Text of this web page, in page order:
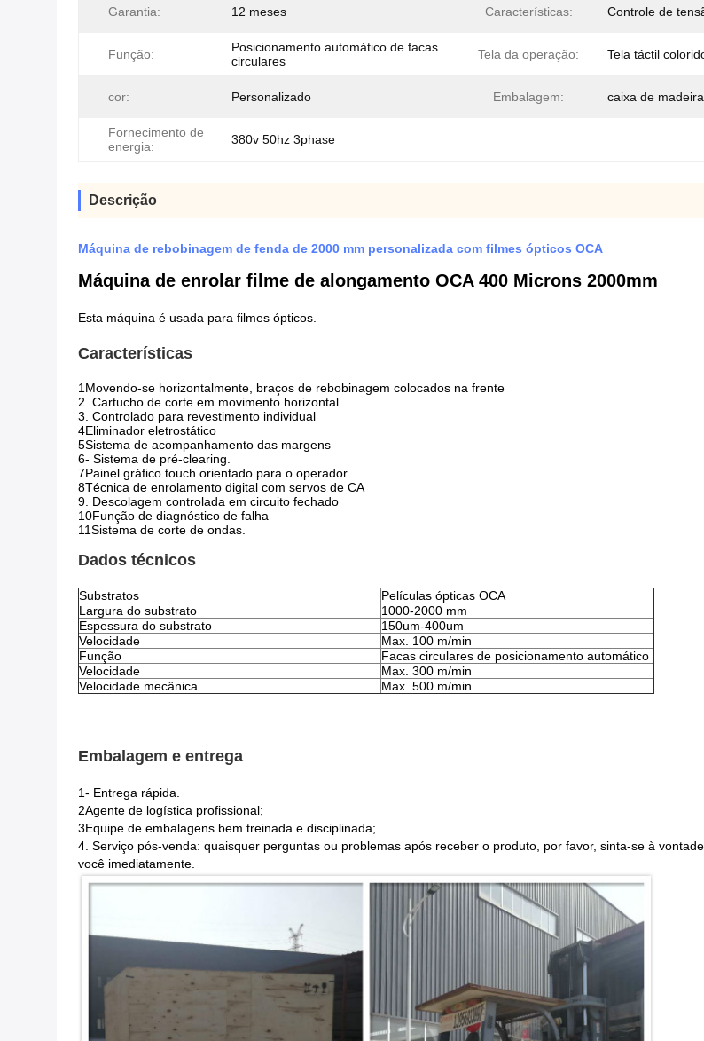
Garantia: 12 meses Características: Controle de
Função:
Posicionamento automático de facas
circulares
Tela da operação: Tela táctil
cor: Personalizado Embalagem: caixa de madeira
Fornecimento de
energia:
380v 50hz 3phase
Descrição
Máquina de rebobinagem de fenda de 2000 mm personalizada com filmes ópticos OCA
Máquina de enrolar filme de alongamento OCA 400 Microns 2000mm
Esta máquina é usada para filmes ópticos.
Características
1Movendo-se horizontalmente, braços de rebobinagem colocados na frente
2. Cartucho de corte em movimento horizontal
3. Controlado para revestimento individual
4Eliminador eletrostático
5Sistema de acompanhamento das margens
6- Sistema de pré-clearing.
7Painel gráfico touch orientado para o operador
8Técnica de enrolamento digital com servos de CA
9. Descolagem controlada em circuito fechado
10Função de diagnóstico de falha
11Sistema de corte de ondas.
Dados técnicos
Substratos
Películas ópticas OCA
Largura do substrato
1000-2000 mm
Espessura do substrato
150um-400um
Velocidade
Max. 100 m/min
Função
Facas circulares de posicionamento automático
Velocidade
Max. 300 m/min
Velocidade mecânica
Max. 500 m/min
Embalagem e entrega
1- Entrega rápida.
2Agente de logística profissional;
3Equipe de embalagens bem treinada e disciplinada;
4. Serviço pós-venda: quaisquer perguntas ou problemas após receber o produto, por favor, sinta-se à
você imediatamente.